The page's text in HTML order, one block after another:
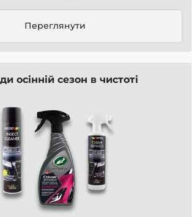
Переглянути
осінній сезон в чистоті